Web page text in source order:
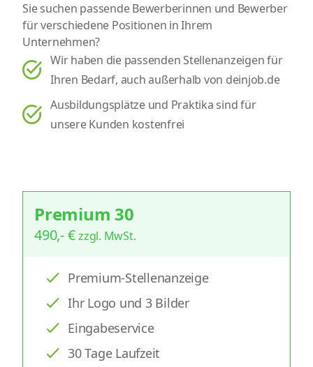
Sie suchen passende Bewerberinnen und Bewerber
für verschiedene Positionen in Ihrem
Unternehmen?
Wir haben die passenden Stellenanzeigen für
Ihren Bedarf, auch außerhalb von deinjob.de
Ausbildungsplätze und Praktika sind für
unsere Kunden kostenfrei
Premium 30
490,- €zzgl. MwSt.
Premium-Stellenanzeige
Ihr Logo und 3 Bilder
Eingabeservice
30 Tage Laufzeit